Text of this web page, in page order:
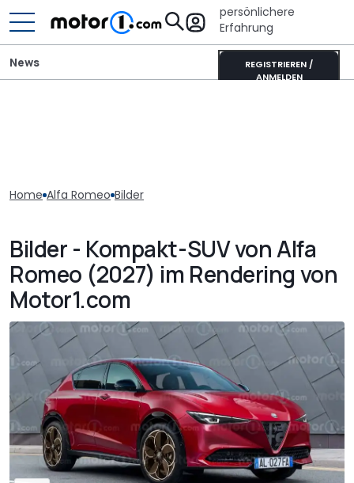
persönlichere
Erfahrung
REGISTRIEREN /
ANMELDEN
News
Home Alfa Romeo Bilder
Bilder - Kompakt-SUV von Alfa
Romeo (2027) im Rendering von
Motor1.com